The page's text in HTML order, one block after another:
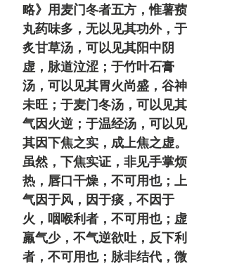
略》用麦门冬者五方，惟薯蓣
丸药味多，无以见其功外，于
炙甘草汤，可以见其阳中阴
虚，脉道泣涩；于竹叶石膏
汤，可以见其胃火尚盛，谷神
未旺；于麦门冬汤，可以见其
气因火逆；于温经汤，可以见
其因下焦之实，成上焦之虚。
虽然，下焦实证，非见手掌烦
热，唇口干燥，不可用也；上
气因于风，因于痰，不因于
火，咽喉利者，不可用也；虚
羸气少，不气逆欲吐，反下利
者，不可用也；脉非结代，微